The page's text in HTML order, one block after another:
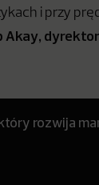
i przy
Akay,
rozwija